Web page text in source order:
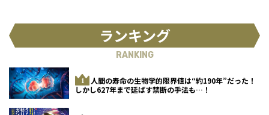
ランキング
RANKING
人間の寿命の生物学的限界値は“約190年”だった！
しかし627年まで延ばす禁断の手法も…！